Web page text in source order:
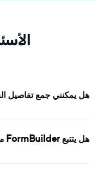
هل يمكنني جمع تفاصيل
المتاحة (50+)
هل يتتبع FormBuilder مخزوني؟